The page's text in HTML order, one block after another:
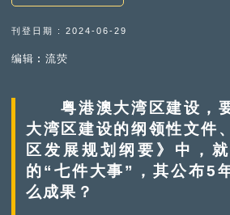
刊登日期 : 2024-06-29
编辑︰流荧
粤港澳大湾区建设，
大湾区建设的纲领性文件
区发展规划纲要》中，
的“七件大事”，其公布5
么成果？